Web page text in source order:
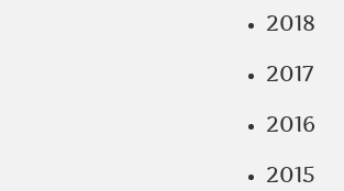
2018
2017
2016
2015